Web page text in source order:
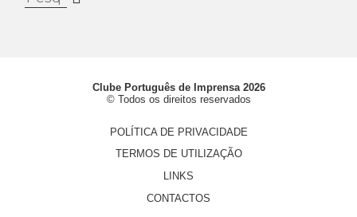
Clube Português de Imprensa 2026
© Todos os direitos reservados
POLÍTICA DE PRIVACIDADE
TERMOS DE UTILIZAÇÃO
LINKS
CONTACTOS